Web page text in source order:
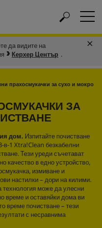
да видите на
Керхер Център .
прахосмукачки за сухо и мокро
ЗА
дом. Изпитайте почистване
в-1 Xtra!Clean безкабелни
Тези уреди съчетават
качество в едно устройство,
измиване и
настилки – дори на килими.
технология може да улесни
време и оставяйки дома ви
време почистване – тези
с несравнима